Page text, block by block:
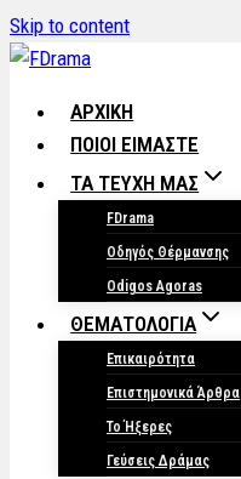
Skip to content
ΑΡΧΙΚΗ
ΠΟΙΟΙ ΕΙΜΑΣΤΕ
ΤΑ ΤΕΥΧΗ ΜΑΣ
FDrama
Οδηγός Θέρμανσης
Odigos Agoras
ΘΕΜΑΤΟΛΟΓΙΑ
Επικαιρότητα
Επιστημονικά Άρθρα
Το Ήξερες
Γεύσεις Δράμας